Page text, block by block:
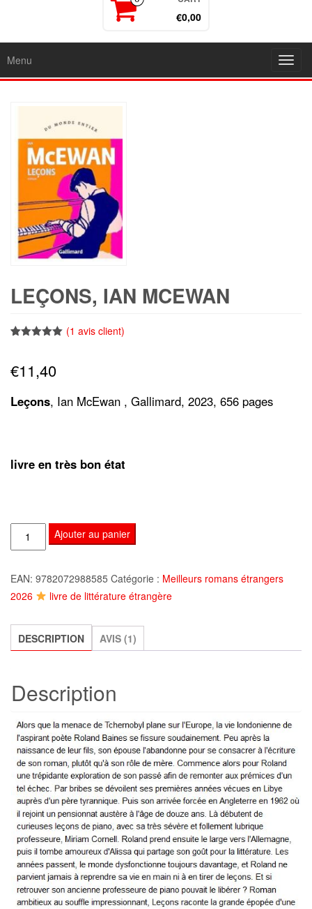
€0,00
Menu
LEÇONS, IAN MCEWAN
basé sur
notation
(1 avis client)
€11,40
Leçons, Ian McEwan , Gallimard, 2023, 656 pages
livre en très bon état
quantité
de
Ian
McEwan
Ajouter au panier
EAN: 9782072988585 Catégorie : Meilleurs romans étrangers
2026
livre de littérature étrangère
DESCRIPTION AVIS (1)
Description